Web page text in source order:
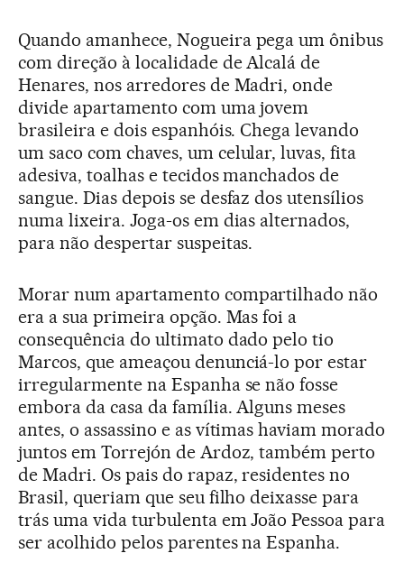
Quando amanhece, Nogueira pega um ônibus
com direção à localidade de Alcalá de
Henares, nos arredores de Madri, onde
divide apartamento com uma jovem
brasileira e dois espanhóis. Chega levando
um saco com chaves, um celular, luvas, fita
adesiva, toalhas e tecidos manchados de
sangue. Dias depois se desfaz dos utensílios
numa lixeira. Joga-os em dias alternados,
para não despertar suspeitas.
Morar num apartamento compartilhado não
era a sua primeira opção. Mas foi a
consequência do ultimato dado pelo tio
Marcos, que ameaçou denunciá-lo por estar
irregularmente na Espanha se não fosse
embora da casa da família. Alguns meses
antes, o assassino e as vítimas haviam morado
juntos em Torrejón de Ardoz, também perto
de Madri. Os pais do rapaz, residentes no
Brasil, queriam que seu filho deixasse para
trás uma vida turbulenta em João Pessoa para
ser acolhido pelos parentes na Espanha.